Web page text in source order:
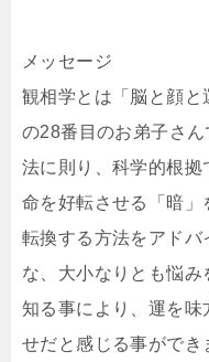
メッセージ
観相学とは「脳と顔と
の28番目のお弟子さ
法に則り、科学的根拠
命を好転させる「暗」
転換する方法をアドバ
な、大小なりとも悩
知る事により、運を
せだと感じる事ができ